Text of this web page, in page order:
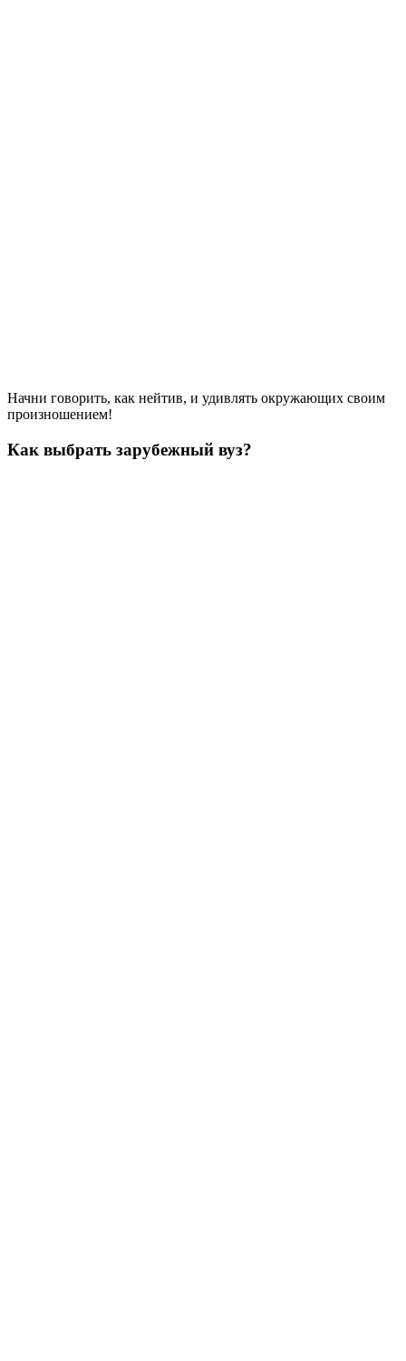
Начни говорить, как нейтив, и удивлять окружающих своим
произношением!
Как выбрать зарубежный вуз?